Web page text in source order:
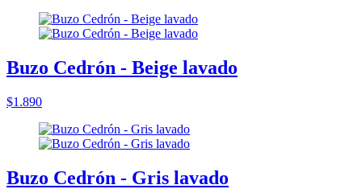
Buzo Cedrón - Beige lavado
$1.890
Buzo Cedrón - Gris lavado